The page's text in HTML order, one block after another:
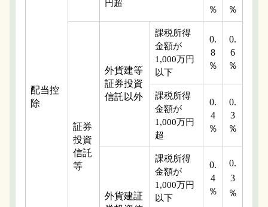
配当控
除
円超
％
％
証券
投資
信託
等
外貨建等
証券投資
信託以外
課税所得
金額が
1,000万円
以下
0.
8
％
0.
6
％
課税所得
金額が
1,000万円
超
0.
4
％
0.
3
％
外貨建証
課税所得
金額が
1,000万円
以下
0.
4
％
0.
3
％